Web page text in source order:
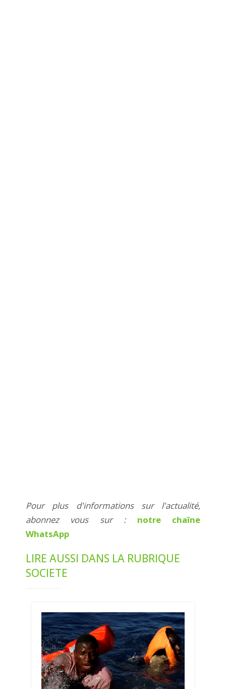
Pour plus d'informations sur l'actualité,
abonnez vous sur : notre chaîne
WhatsApp
LIRE AUSSI DANS LA RUBRIQUE
SOCIETE